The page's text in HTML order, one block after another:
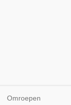
Omroepen